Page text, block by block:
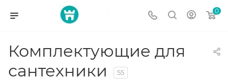
0
Комплектующие для
сантехники
55